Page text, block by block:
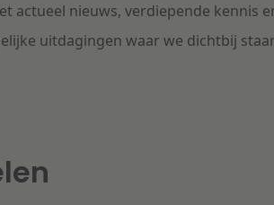
& Finance
de
actueel nieuws, verdiepende kennis
uitdagingen waar we dichtbij